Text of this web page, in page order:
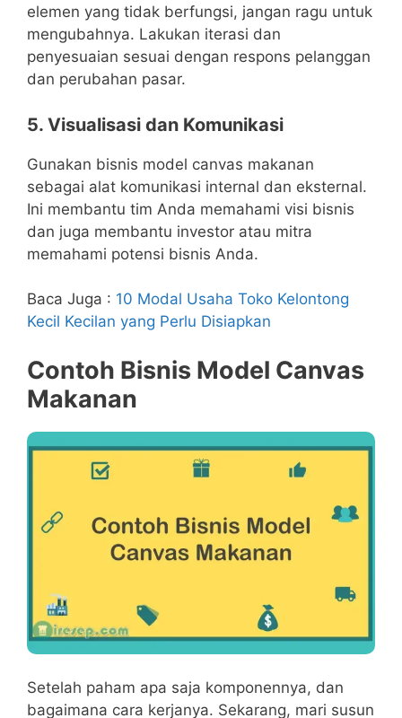
elemen yang tidak berfungsi, jangan ragu untuk
mengubahnya. Lakukan iterasi dan
penyesuaian sesuai dengan respons pelanggan
dan perubahan pasar.
5. Visualisasi dan Komunikasi
Gunakan bisnis model canvas makanan
sebagai alat komunikasi internal dan eksternal.
Ini membantu tim Anda memahami visi bisnis
dan juga membantu investor atau mitra
memahami potensi bisnis Anda.
Baca Juga : 10 Modal Usaha Toko Kelontong
Kecil Kecilan yang Perlu Disiapkan
Contoh Bisnis Model Canvas
Makanan
Setelah paham apa saja komponennya, dan
bagaimana cara kerjanya. Sekarang, mari susun